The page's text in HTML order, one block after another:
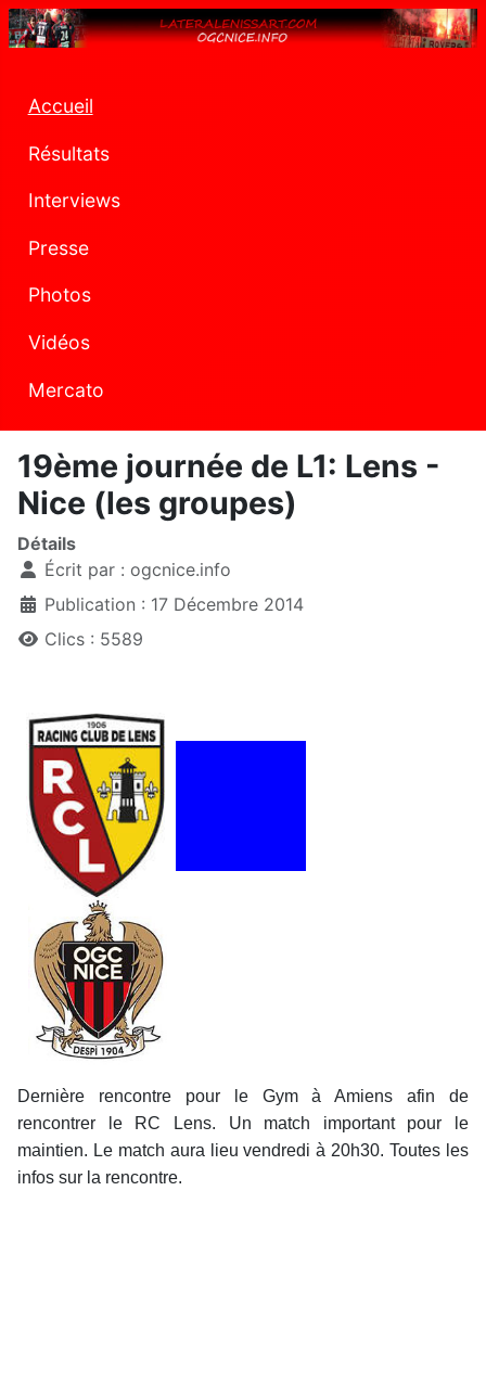
Accueil
Résultats
Interviews
Presse
Photos
Vidéos
Mercato
19ème journée de L1: Lens -
Nice (les groupes)
Détails
Écrit par : ogcnice.info
Publication : 17 Décembre 2014
Clics : 5589
Dernière rencontre pour le Gym à Amiens afin de
rencontrer le RC Lens. Un match important pour le
maintien. Le match aura lieu vendredi à 20h30. Toutes les
infos sur la rencontre.